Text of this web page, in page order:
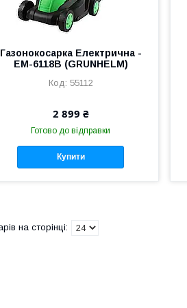
Газонокосарка Електрична -
EM-6118B (GRUNHELM)
55112
2 899 ₴
Готово до відправки
Купити